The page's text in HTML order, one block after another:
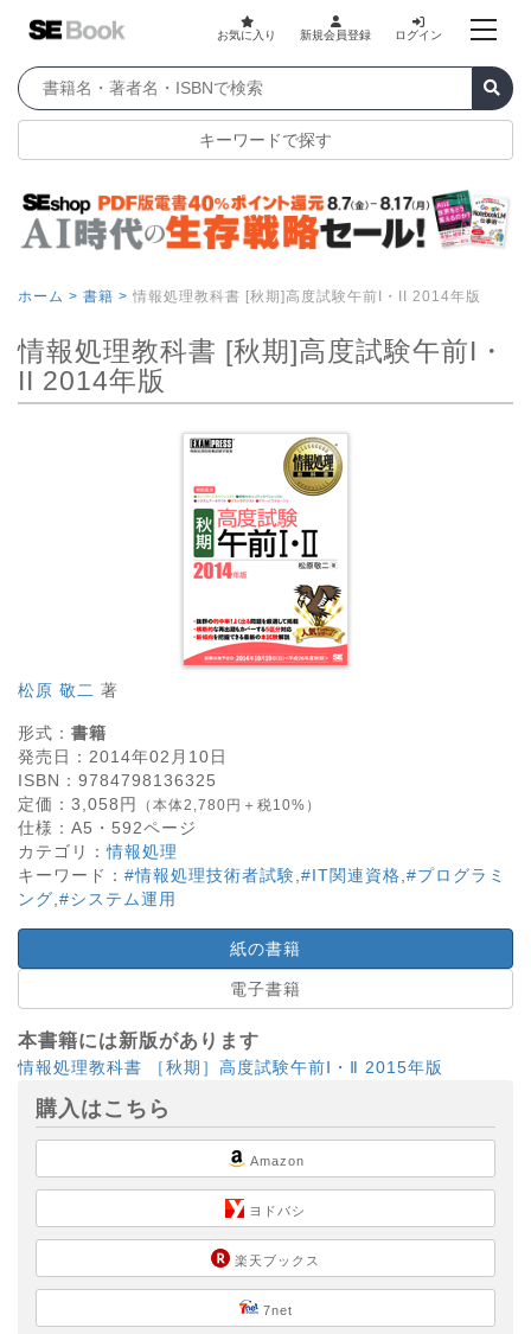
お気に入り 新規会員登録 ログイン
キーワードで探す
ホーム > 書籍 > 情報処理教科書 [秋期]高度試験午前I・II 2014年版
情報処理教科書 [秋期]高度試験午前I・
II 2014年版
松原 敬二 著
形式： 書籍
発売日： 2014年02月10日
ISBN： 9784798136325
定価： 3,058 円 （本体2,780円＋税10%）
仕様： A5・ 592ページ
カテゴリ：情報処理
キーワード： #情報処理技術者試験 #IT関連資格 #プログラミ
ング #システム運用
紙の書籍
電子書籍
本書籍には新版があります
情報処理教科書 ［秋期］高度試験午前Ⅰ・Ⅱ 2015年版
購入はこちら
Amazon
ヨドバシ
楽天ブックス
7net